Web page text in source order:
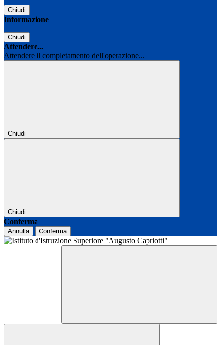
Chiudi
Informazione
Chiudi
Attendere...
Attendere il completamento dell'operazione...
Chiudi
Chiudi
Conferma
Annulla Conferma